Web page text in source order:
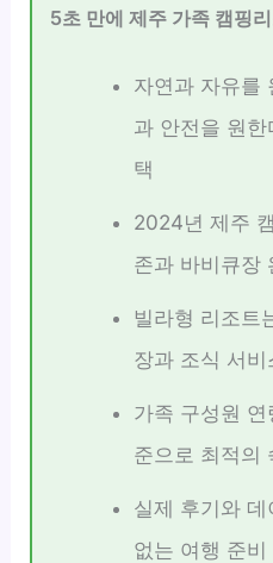
5초 만에 제주 가족 캠핑
자연과 자유를
과 안전을 원
택
2024년 제주
존과 바비큐장
빌라형 리조트
장과 조식 서비
가족 구성원
준으로 최적의
실제 후기와
없는 여행 준비